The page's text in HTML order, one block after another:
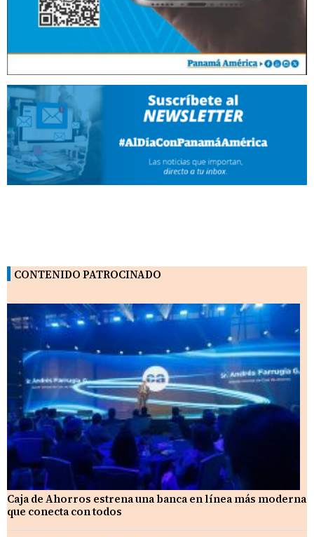
CONTENIDO PATROCINADO
Caja de Ahorros estrena una banca en línea más moderna
que conecta con todos